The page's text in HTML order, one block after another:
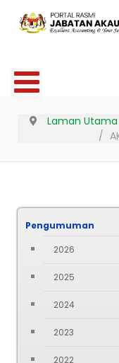
Laman Utama
Pengumuman
2026
2025
2024
2023
2022